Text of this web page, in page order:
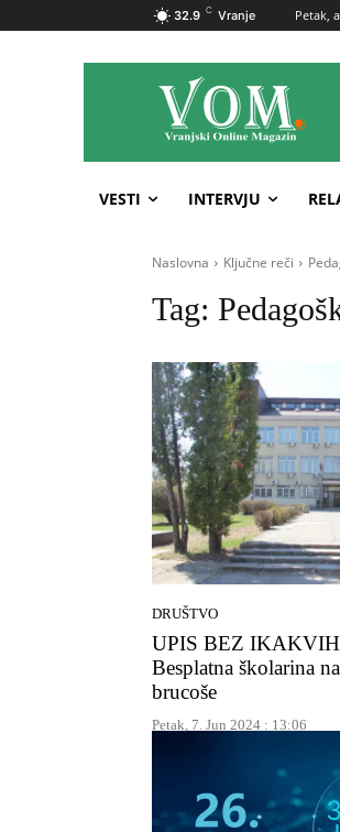
32.9 C Vranje Petak,
VESTI INTERVJU
Naslovna Ključne reči
Tag:
DRUŠTVO
UPIS BEZ
Besplatna školarina
brucoše
Petak, 7. Jun 2024 : 13:06